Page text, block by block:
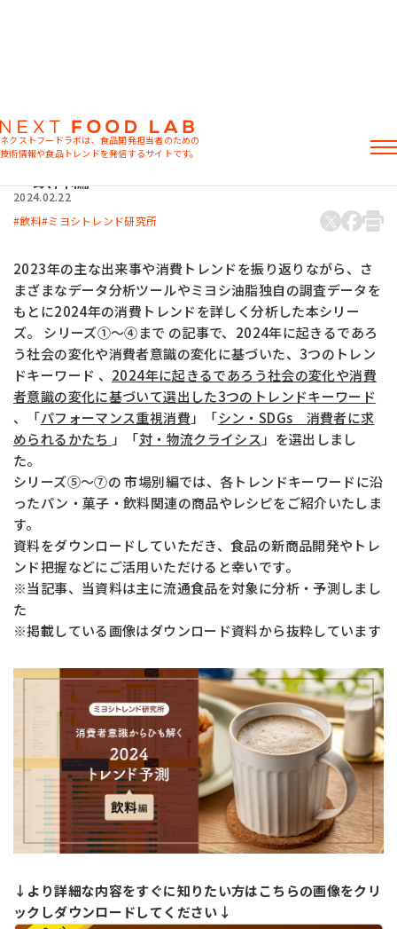
MIYOSHI MIRAI PLATFORM
ミヨシ油脂 コーポレートサイト
ネクストフードラボは、食品開発担当者のための
技術情報や食品トレンドを発信するサイトです。
おすすめキーワード
粉末油脂ラード不足植物性ミルク 食感改良
お問い合わせ
記事
製品情報
ミヨシ油脂の強み
消費者意識からひも解く2024トレンド予測
⑦
～飲料編～
2024.02.22
飲料 ミヨシトレンド研究所
2023年の主な出来事や消費トレンドを振り返りながら、さ
まざまなデータ分析ツールやミヨシ油脂独自の調査データを
もとに2024年の消費トレンドを詳しく分析した本シリー
ズ。 シリーズ①～④まで の記事で、2024年に起きるであろ
う社会の変化や消費者意識の変化に基づいた、3つのトレン
ドキーワード 、 2024年に起きるであろう社会の変化や消費
者意識の変化に基づいて選出した3つのトレンドキーワード
、「パフォーマンス重視消費 」「シン・SDGs 消費者に求
められるかたち 」「対・物流クライシス 」を選出しまし
た。
シリーズ⑤～⑦の 市場別編では、各トレンドキーワードに沿
ったパン・菓子・飲料関連の商品やレシピをご紹介いたしま
す。
資料をダウンロードしていただき、食品の新商品開発やトレ
ンド把握などにご活用いただけると幸いです。
※当記事、当資料は主に流通食品を対象に分析・予測しまし
た
※掲載している画像はダウンロード資料から抜粋しています
↓より詳細な内容をすぐに知りたい方はこちらの画像をクリ
ックしダウンロードしてください↓